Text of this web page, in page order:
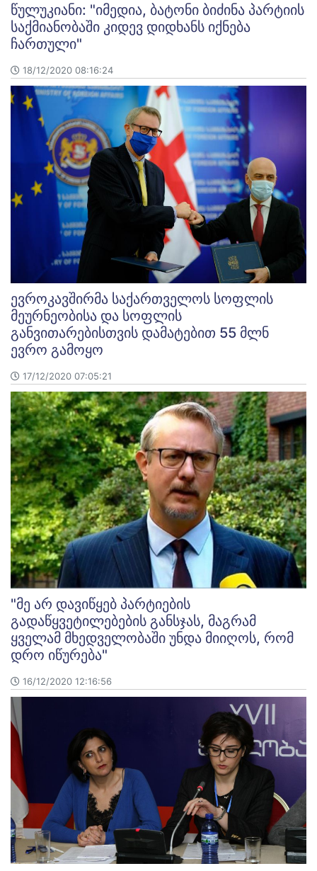
წულუკიანი: "იმედია, ბატონი ბიძინა პარტიის
საქმიანობაში კიდევ დიდხანს იქნება
ჩართული"
18/12/2020 08:16:24
ევროკავშირმა საქართველოს სოფლის
მეურნეობისა და სოფლის
განვითარებისთვის დამატებით 55 მლნ
ევრო გამოყო
17/12/2020 07:05:21
"მე არ დავიწყებ პარტიების
გადაწყვეტილებების განსჯას, მაგრამ
ყველამ მხედველობაში უნდა მიიღოს, რომ
დრო იწურება"
16/12/2020 12:16:56